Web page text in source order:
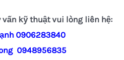
kỹ thuật vui lòng liên hệ:
0906283840
0948956835